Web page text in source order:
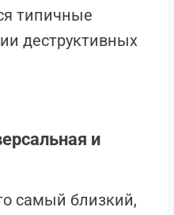
типичные
деструктивных
и
самый близкий,